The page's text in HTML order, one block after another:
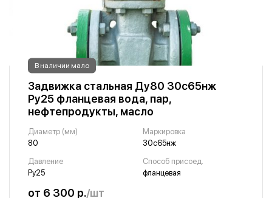
В наличии мало
Задвижка стальная Ду80 30с65нж
Ру25 фланцевая вода, пар,
нефтепродукты, масло
Диаметр (мм)
80
Маркировка
30с65нж
Давление
Ру25
Способ присоед.
фланцевая
от 6 300 р./шт